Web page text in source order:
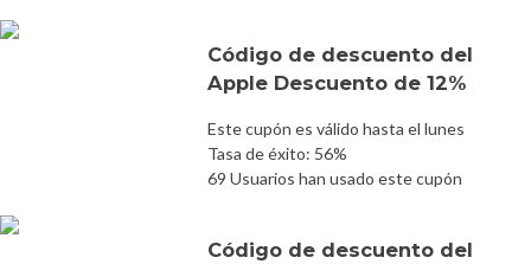
Código de descuento del
Apple Descuento de 12%
Este cupón es válido hasta el lunes
Tasa de éxito: 56%
69 Usuarios han usado este cupón
Código de descuento del